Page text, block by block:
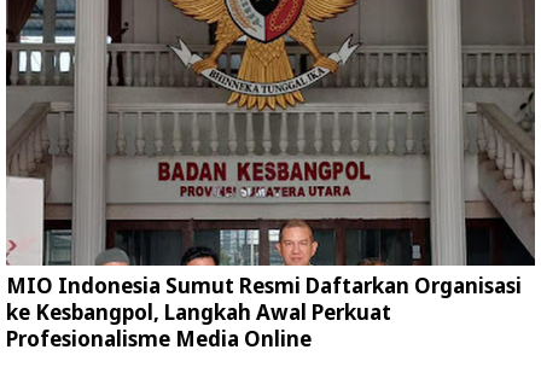
MIO Indonesia Sumut Resmi Daftarkan Organisasi
ke Kesbangpol, Langkah Awal Perkuat
Profesionalisme Media Online